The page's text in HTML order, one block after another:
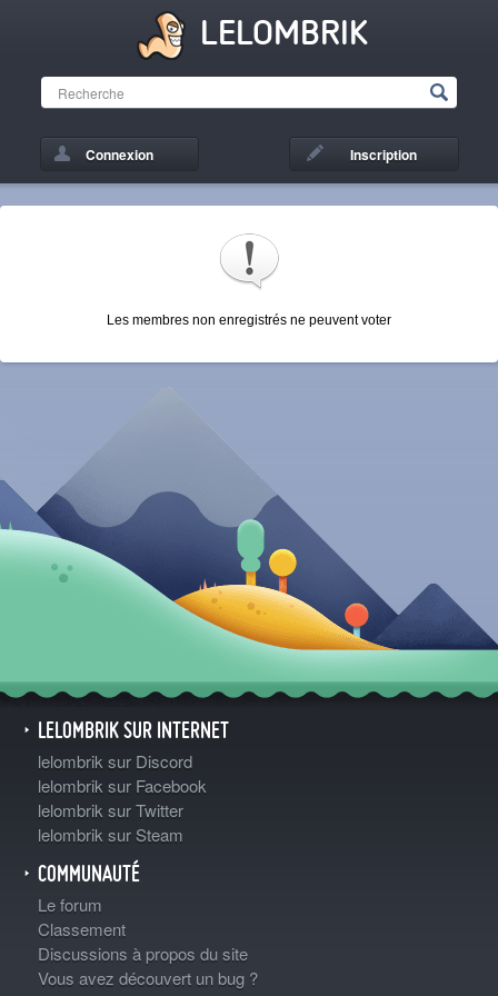
LELOMBRIK
Connexion Inscription
Les membres non enregistrés ne peuvent voter
LELOMBRIK SUR INTERNET
lelombrik sur Discord
lelombrik sur Facebook
lelombrik sur Twitter
lelombrik sur Steam
COMMUNAUTÉ
Le forum
Classement
Discussions à propos du site
Vous avez découvert un bug ?